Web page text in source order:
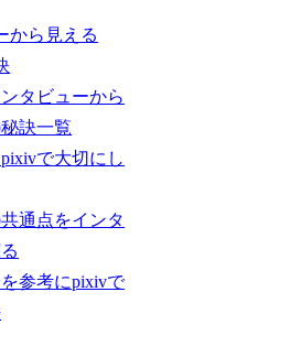
から見える
タビューから
訣一覧
で大切にし
通点をインタ
参考にpixivで